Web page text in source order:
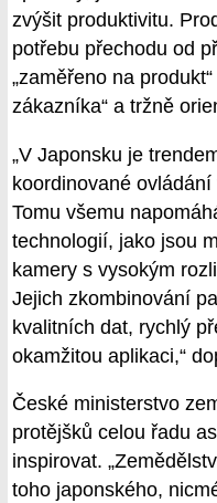
zvýšit produktivitu.
potřebu přechodu od
„zaměřeno na
zákazníka“ a tržně
„V Japonsku je
koordinované
Tomu všemu
technologií, jako jsou
kamery s vysokým
Jejich zkombinování
kvalitních dat, rychlý
okamžitou aplikaci,“
České ministerstvo
protějšků celou řadu
inspirovat.
toho japonského,